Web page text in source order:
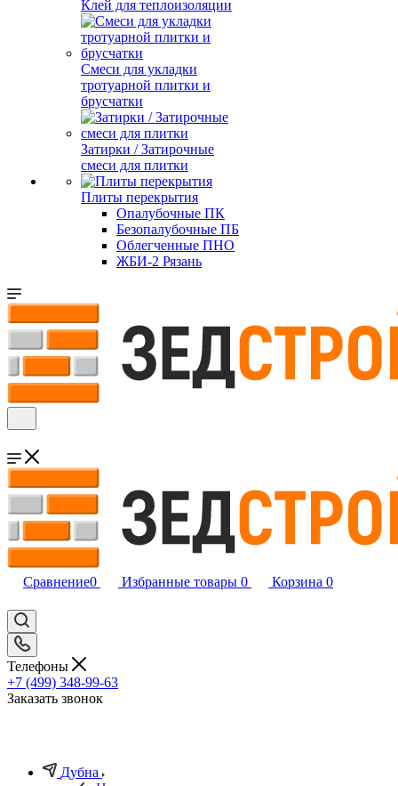
Клей для теплоизоляции
Смеси для укладки
тротуарной плитки и
брусчатки
Затирки / Затирочные
смеси для плитки
Плиты перекрытия
Опалубочные ПК
Безопалубочные ПБ
Облегченные ПНО
ЖБИ-2 Рязань
Сравнение0 Избранные товары 0 Корзина 0
Телефоны
+7 (499) 348-99-63
Заказать звонок
Дубна